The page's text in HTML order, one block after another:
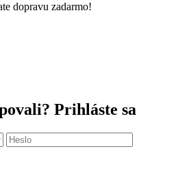
dopravu zadarmo!
Prihláste sa